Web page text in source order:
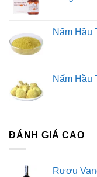
Nấm Hầu
Nấm Hầu
ĐÁNH GIÁ CAO
Rượu